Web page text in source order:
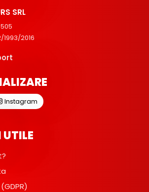
SRL
1993/2016
Instagram